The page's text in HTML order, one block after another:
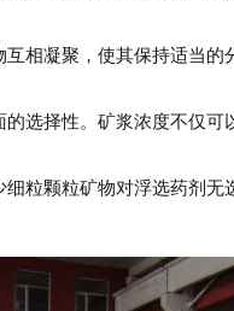
相凝聚，使其保持适当
选择性。矿浆浓度不仅
粒颗粒矿物对浮选药剂